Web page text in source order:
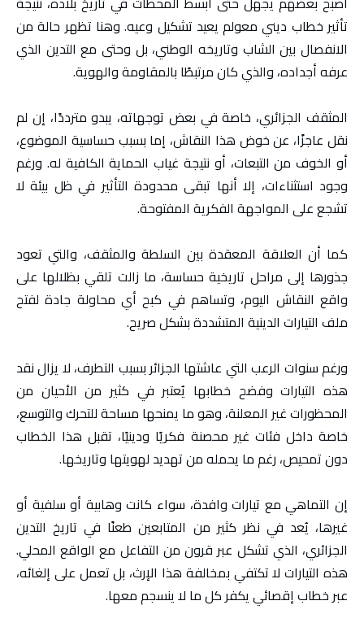
تأثير خطاب ديني معولم يعيد تشكيل وعيه. وهنا تظهر حالة من
الانفصال بين الشاب وتاريخه الوطني، بل وحتى مع التدين الذي
عرفه أجداده، والذي كان مرتبطًا بالمقاومة والهوية.
المثقف الجزائري، خاصة في بعض توجهاته، يبدو مترددًا، إن لم
نقل عاجزًا، عن خوض هذا النقاش، إما بسبب حساسية الموضوع،
أو الخوف من التبعات، أو نتيجة غياب الحماية الكافية له. ورغم
وجود استثناءات، إلا أنها تبقى محدودة التأثير في ظل بيئة لا
تشجع على المواجهة الفكرية المفتوحة.
كما أن العلاقة المعقدة بين السلطة والمثقف، والتي تعود
جذورها إلى مراحل تاريخية حساسة، ما زالت تلقي بظلالها على
واقع النقاش اليوم، وتساهم في كبح أي محاولة جادة لفتح
ملف التيارات الدينية المتشددة بشكل صريح.
ورغم سنوات الرعب التي عاشتها الجزائر بسبب التطرف، لا يزال نقد
هذه التيارات وفضح خطابها يُعتبر في كثير من الأحيان من
المحظورات غير المعلنة، وهو ما يمنحها مساحة للتحرك والتوسع،
خاصة داخل فئات غير محصنة فكريًا ودينيًا، تقبل هذا الخطاب
دون تمحيص، رغم ما يحمله من تهديد لهويتها وتاريخها.
إن التماهي مع تيارات وافدة، سواء كانت وهابية أو سلفية أو
غيرها، يُعد في نظر كثير من المتابعين طعنًا في تاريخ التدين
الجزائري، الذي تشكل عبر قرون من التفاعل مع الواقع المحلي.
هذه التيارات لا تكتفي بمخالفة هذا الإرث، بل تعمل على إلغائه،
عبر خطاب إقصائي يكفر كل ما لا ينسجم معها.